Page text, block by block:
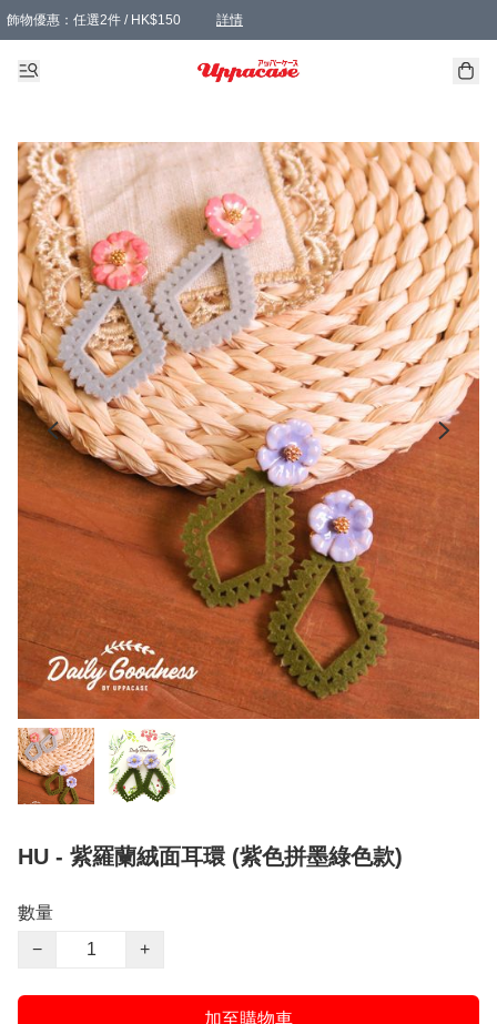
飾物優惠：任選2件 / HK$150 詳情
髮飾優惠：任選2件 / HK$100 詳情
精選襪子優惠：任選3對 / HK$115 詳情
滿額免運：本地訂單滿港幣350元可享免運費優惠
HU - 紫羅蘭絨面耳環 (紫色拼墨綠色款)
數量
−
+
加至購物車